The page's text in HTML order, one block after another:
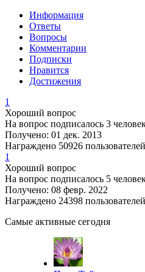
Информация
Ответы
Вопросы
Комментарии
Подписки
Нравится
Достижения
1
Хороший вопрос
На вопрос подписалось 3
Получено: 01 дек. 2013
Награждено 50926 пользователей
1
Хороший вопрос
На вопрос подписалось 5
Получено: 08 февр. 2022
Награждено 24398 пользователей
Самые активные сегодня